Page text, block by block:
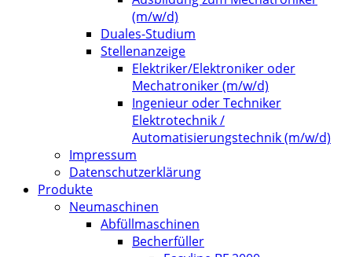
(m/w/d)
Duales-Studium
Stellenanzeige
Elektriker/Elektroniker oder
Mechatroniker (m/w/d)
Ingenieur oder Techniker
Elektrotechnik /
Automatisierungstechnik (m/w/d)
Impressum
Datenschutzerklärung
Produkte
Neumaschinen
Abfüllmaschinen
Becherfüller